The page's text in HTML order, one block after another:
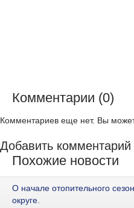
Комментарии (0)
Комментариев еще нет. Вы
Добавить комментарий
Похожие новости
О начале отопительного
округе.